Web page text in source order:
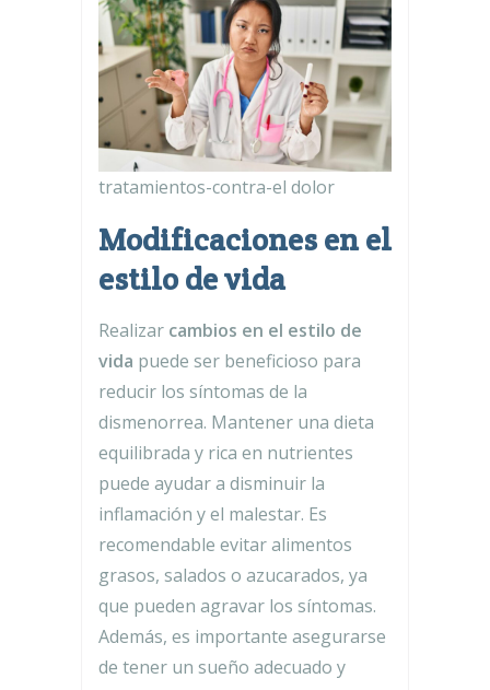
tratamientos-contra-el dolor
Modificaciones en el
estilo de vida
Realizar cambios en el estilo de
vida puede ser beneficioso para
reducir los síntomas de la
dismenorrea. Mantener una dieta
equilibrada y rica en nutrientes
puede ayudar a disminuir la
inflamación y el malestar. Es
recomendable evitar alimentos
grasos, salados o azucarados, ya
que pueden agravar los síntomas.
Además, es importante asegurarse
de tener un sueño adecuado y